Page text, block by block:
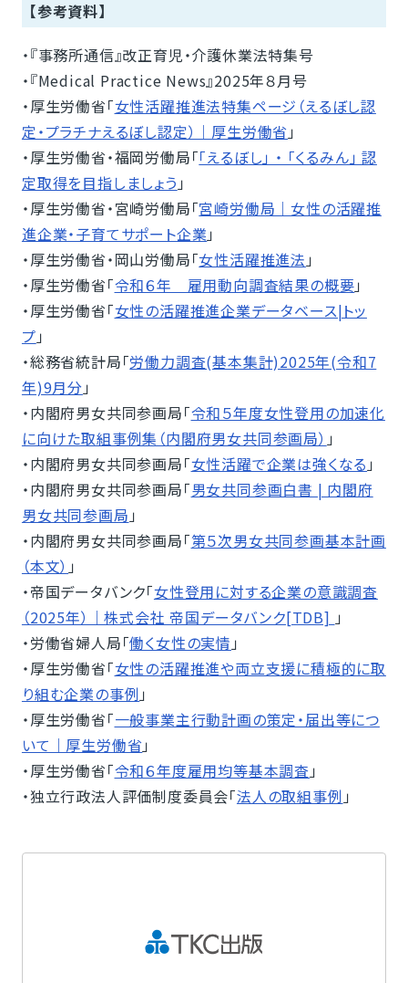
【参考資料】
・『事務所通信』改正育児・介護休業法特集号
・『Medical Practice News』2025年８月号
・厚生労働省「女性活躍推進法特集ページ（えるぼし認
定・プラチナえるぼし認定）｜厚生労働省 」
・厚生労働省・福岡労働局「「えるぼし」 ・ 「くるみん」 認
定取得を目指しましょう 」
・厚生労働省・宮崎労働局「宮崎労働局｜女性の活躍推
進企業・子育てサポート企業」
・厚生労働省・岡山労働局「女性活躍推進法 」
・厚生労働省「令和６年 雇用動向調査結果の概要」
・厚生労働省「女性の活躍推進企業データベース|トッ
プ 」
・総務省統計局「労働力調査(基本集計)2025年(令和7
年)9月分 」
・内閣府男女共同参画局「令和５年度女性登用の加速化
に向けた取組事例集（内閣府男女共同参画局） 」
・内閣府男女共同参画局「女性活躍で企業は強くなる 」
・内閣府男女共同参画局「男女共同参画白書 | 内閣府
男女共同参画局 」
・内閣府男女共同参画局「第５次男女共同参画基本計画
（本文） 」
・帝国データバンク「女性登用に対する企業の意識調査
（2025年）｜株式会社 帝国データバンク[TDB] 」
・労働省婦人局「働く女性の実情 」
・厚生労働省「女性の活躍推進や両立支援に積極的に取
り組む企業の事例 」
・厚生労働省「一般事業主行動計画の策定・届出等につ
いて｜厚生労働省」
・厚生労働省「令和６年度雇用均等基本調査 」
・独立行政法人評価制度委員会「法人の取組事例 」